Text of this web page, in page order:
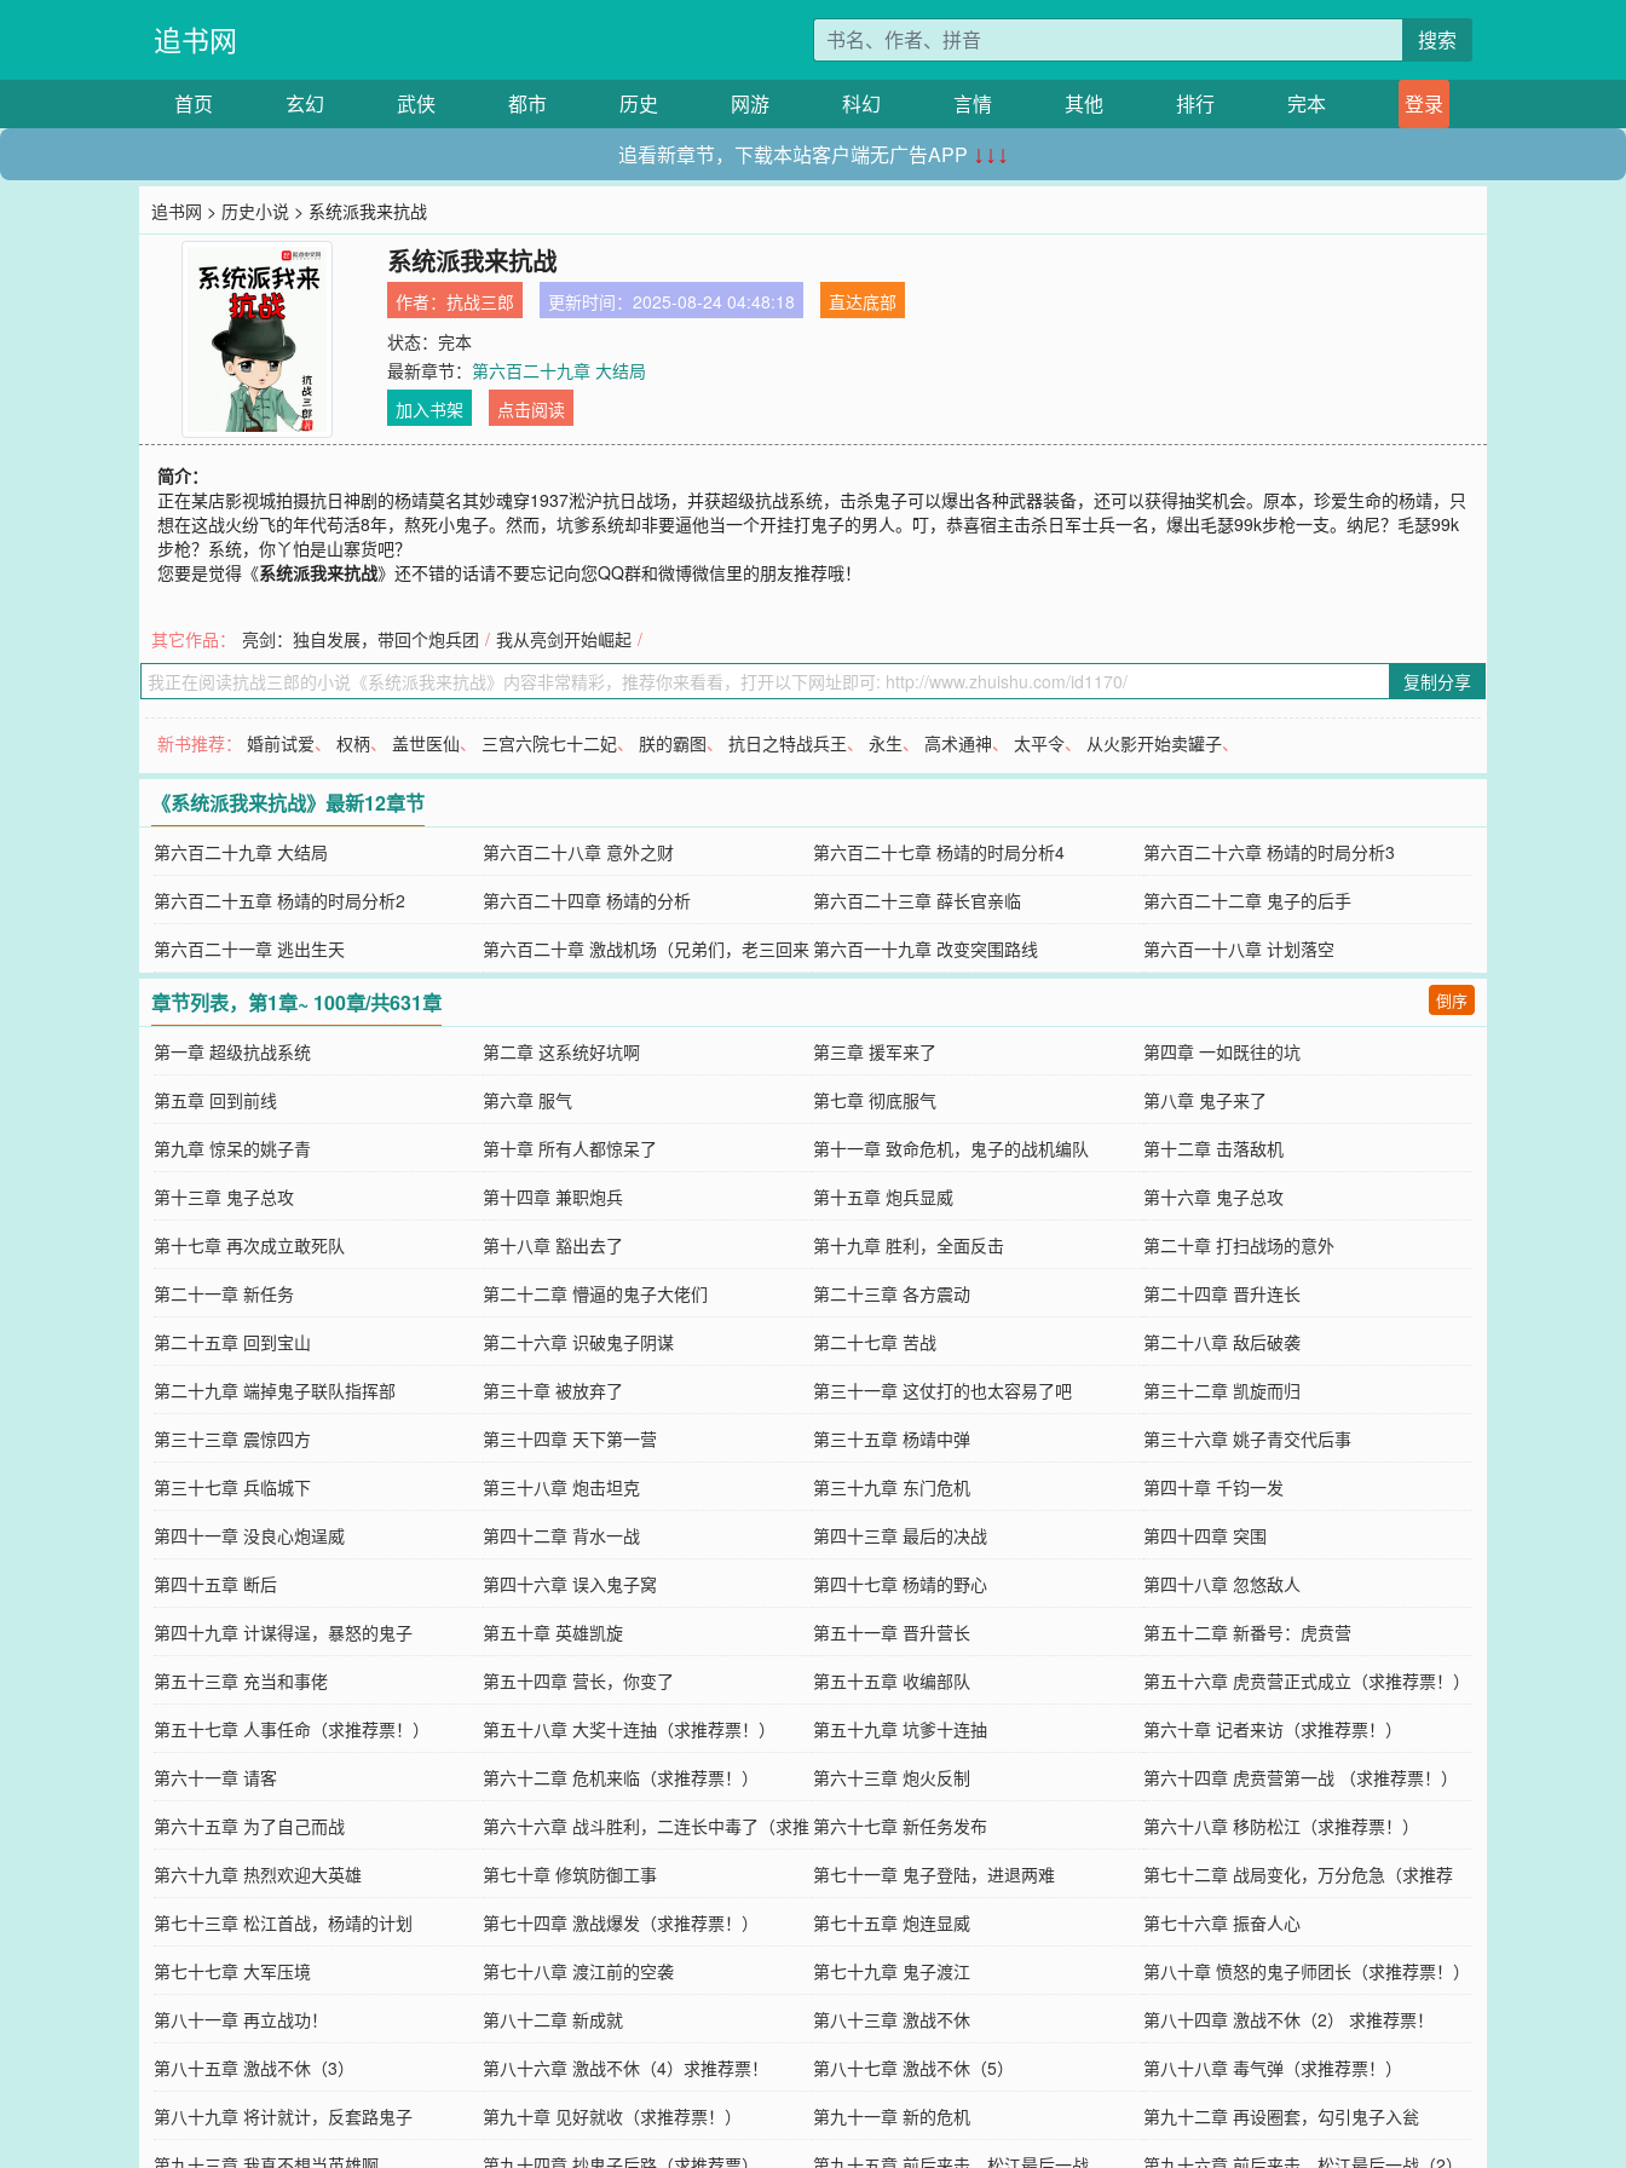
追书网 搜索
首页 玄幻 武侠 都市 历史 网游 科幻 言情 其他 排行 完本
登录
追看新章节，下载本站客户端无广告APP ↓↓↓
追书网 > 历史小说 > 系统派我来抗战
系统派我来抗战
作者：抗战三郎 更新时间：2025-08-24 04:48:18
直达底部
状态：完本
最新章节：第六百二十九章 大结局
加入书架
点击阅读
简介：
正在某店影视城拍摄抗日神剧的杨靖莫名其妙魂穿1937淞沪抗日战场，并获超级抗战系统，击杀鬼子可以爆出各种武器装备，还可以获得抽奖机会。原本，珍爱生命的杨靖，只
想在这战火纷飞的年代苟活8年，熬死小鬼子。然而，坑爹系统却非要逼他当一个开挂打鬼子的男人。叮，恭喜宿主击杀日军士兵一名，爆出毛瑟99k步枪一支。纳尼？毛瑟99k
步枪？系统，你丫怕是山寨货吧？
您要是觉得《系统派我来抗战》还不错的话请不要忘记向您QQ群和微博微信里的朋友推荐哦！
其它作品： 亮剑：独自发展，带回个炮兵团 / 我从亮剑开始崛起 /
复制分享
新书推荐：婚前试爱、权柄、 盖世医仙、 三宫六院七十二妃、 朕的霸图、抗日之特战兵王、永生、高术通神、太平令、 从火影开始卖罐子、
《系统派我来抗战》最新12章节
第六百二十九章 大结局 第六百二十八章 意外之财 第六百二十七章 杨靖的时局分析4
第六百二十六章 杨靖的时局分析3
第六百二十五章 杨靖的时局分析2
第六百二十四章 杨靖的分析 第六百二十三章 薛长官亲临
第六百二十二章 鬼子的后手
第六百二十一章 逃出生天
第六百二十章 激战机场（兄弟们，老三回来第六百一十九章 改变突围路线 第六百一十八章 计划落空
章节列表，第1章~ 100章/共631章 倒序
第一章 超级抗战系统 第二章 这系统好坑啊 第三章 援军来了
第四章 一如既往的坑
第五章 回到前线
第六章 服气 第七章 彻底服气
第八章 鬼子来了
第九章 惊呆的姚子青
第十章 所有人都惊呆了 第十一章 致命危机，鬼子的战机编队
第十二章 击落敌机
第十三章 鬼子总攻
第十四章 兼职炮兵 第十五章 炮兵显威
第十六章 鬼子总攻
第十七章 再次成立敢死队
第十八章 豁出去了 第十九章 胜利，全面反击
第二十章 打扫战场的意外
第二十一章 新任务
第二十二章 懵逼的鬼子大佬们 第二十三章 各方震动
第二十四章 晋升连长
第二十五章 回到宝山
第二十六章 识破鬼子阴谋 第二十七章 苦战
第二十八章 敌后破袭
第二十九章 端掉鬼子联队指挥部
第三十章 被放弃了 第三十一章 这仗打的也太容易了吧
第三十二章 凯旋而归
第三十三章 震惊四方
第三十四章 天下第一营 第三十五章 杨靖中弹
第三十六章 姚子青交代后事
第三十七章 兵临城下
第三十八章 炮击坦克 第三十九章 东门危机
第四十章 千钧一发
第四十一章 没良心炮逞威
第四十二章 背水一战 第四十三章 最后的决战
第四十四章 突围
第四十五章 断后
第四十六章 误入鬼子窝 第四十七章 杨靖的野心
第四十八章 忽悠敌人
第四十九章 计谋得逞，暴怒的鬼子
第五十章 英雄凯旋 第五十一章 晋升营长
第五十二章 新番号：虎贲营
第五十三章 充当和事佬
第五十四章 营长，你变了 第五十五章 收编部队
第五十六章 虎贲营正式成立（求推荐票！）
第五十七章 人事任命（求推荐票！）
第五十八章 大奖十连抽（求推荐票！） 第五十九章 坑爹十连抽
第六十章 记者来访（求推荐票！）
第六十一章 请客
第六十二章 危机来临（求推荐票！） 第六十三章 炮火反制
第六十四章 虎贲营第一战 （求推荐票！）
第六十五章 为了自己而战
第六十六章 战斗胜利，二连长中毒了（求推
荐票，求打赏！）
第六十七章 新任务发布
第六十八章 移防松江（求推荐票！）
第六十九章 热烈欢迎大英雄
第七十章 修筑防御工事 第七十一章 鬼子登陆，进退两难
第七十二章 战局变化，万分危急（求推荐
票！）
第七十三章 松江首战，杨靖的计划 第七十四章 激战爆发（求推荐票！） 第七十五章 炮连显威
第七十六章 振奋人心
第七十七章 大军压境
第七十八章 渡江前的空袭 第七十九章 鬼子渡江
第八十章 愤怒的鬼子师团长（求推荐票！）
第八十一章 再立战功！
第八十二章 新成就 第八十三章 激战不休
第八十四章 激战不休（2） 求推荐票！
第八十五章 激战不休（3）
第八十六章 激战不休（4）求推荐票！ 第八十七章 激战不休（5）
第八十八章 毒气弹（求推荐票！）
第八十九章 将计就计，反套路鬼子
第九十章 见好就收（求推荐票！） 第九十一章 新的危机
第九十二章 再设圈套，勾引鬼子入瓮